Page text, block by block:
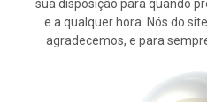
sua disposição para quando
e a qualquer hora. Nós do
agradecemos, e para